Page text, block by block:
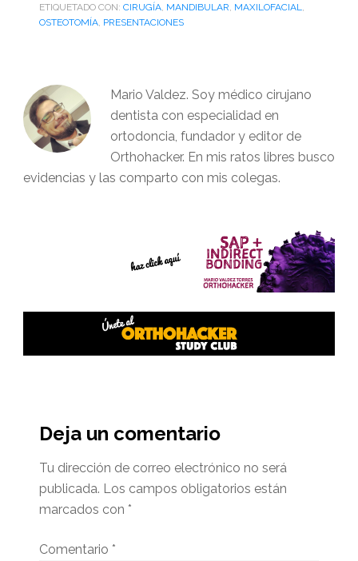
ETIQUETADO CON: CIRUGÍA, MANDIBULAR MAXILOFACIAL
OSTEOTOMÍA, PRESENTACIONES
Mario Valdez. Soy médico cirujano
dentista con especialidad en
ortodoncia, fundador y editor de
Orthohacker. En mis ratos libres busco
evidencias y las comparto con mis colegas.
del
lector
Deja un comentario
Tu dirección de correo electrónico no será
publicada. Los campos obligatorios están
marcados con *
Comentario *